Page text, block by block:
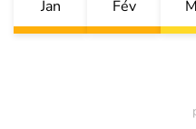
Jan Fév